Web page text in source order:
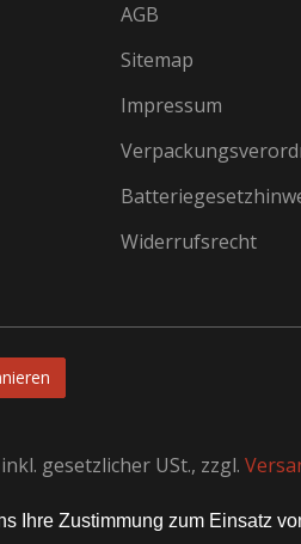
Ihre Zustimmung zum Einsatz
AGB
Sitemap
Impressum
Widerrufsrecht
gesetzlicher USt., zzgl.
Alle Rechte vorbehalten